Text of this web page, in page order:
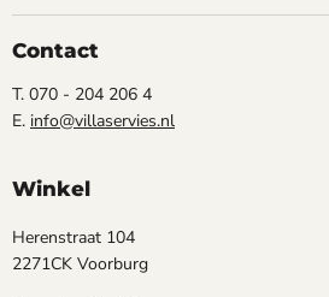
Contact
T. 070 - 204 206 4
E. info@villaservies.nl
Winkel
Herenstraat 104
2271CK Voorburg